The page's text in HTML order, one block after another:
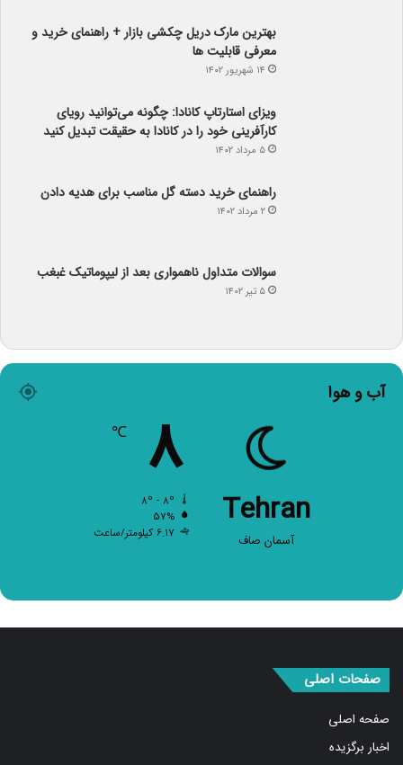
بهترین مارک دریل چکشی بازار + راهنمای خرید و
معرفی قابلیت ها
۱۴ شهریور ۱۴۰۲
ویزای استارتاپ کانادا: چگونه می‌توانید رویای
کارآفرینی خود را در کانادا به حقیقت تبدیل کنید
۵ مرداد ۱۴۰۲
راهنمای خرید دسته گل مناسب برای هدیه دادن
۲ مرداد ۱۴۰۲
سوالات متداول ناهمواری بعد از لیپوماتیک غبغب
۵ تیر ۱۴۰۲
آب و هوا
Tehran
آسمان صاف
۸ ℃
۵۷%
۶.۱۷ کیلومتر/ساعت
صفحات اصلی
صفحه اصلی
اخبار برگزیده